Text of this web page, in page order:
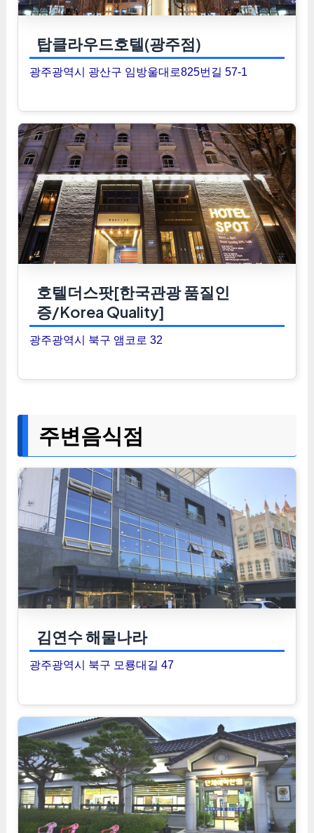
탑클라우드호텔(광주점)
광주광역시 광산구 임방울대로825번길 57-1
호텔더스팟[한국관광 품질인
증/Korea Quality]
광주광역시 북구 앰코로 32
주변음식점
김연수 해물나라
광주광역시 북구 모룡대길 47